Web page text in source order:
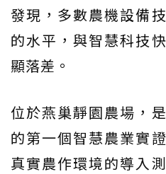
發現，多數農機設備
的水平，與智慧科技
顯落差。
位於燕巢靜園農場，
的第一個智慧農業實
真實農作環境的導入